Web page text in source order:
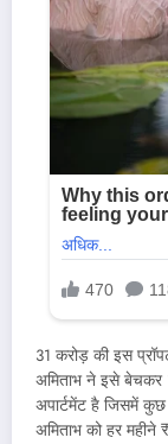
31 करोड़ की इस
अमिताभ ने इसे बेचकर
अपार्टमेंट है जिसमें
अमिताभ को हर महीने